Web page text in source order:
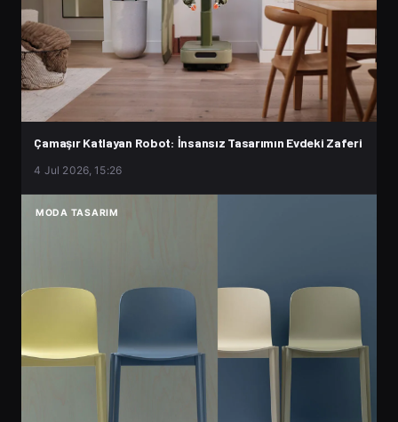
Çamaşır Katlayan Robot: İnsansız Tasarımın Evdeki Zaferi
4 Jul 2026, 15:26
MODA TASARIM